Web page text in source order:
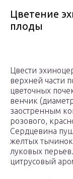
Цветение
плоды
Цвести
верхней части
цветочных
венчик
заостренным
розового,
Сердцевина
желтых
луковых
цитрусовый